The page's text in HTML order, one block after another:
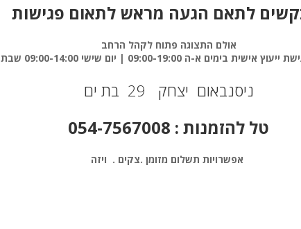
לתאם הגעה מראש לתאום פגישות
אולם התצוגה פתוח לקהל הרחב
בימים א-ה 09:00-19:00 | יום שישי 09:00-14:00
שבת
ניסנבאום יצחק 29 בת ים
טל להזמנות : 054-7567008
אפשרויות תשלום מזומן .צקים . ויזה